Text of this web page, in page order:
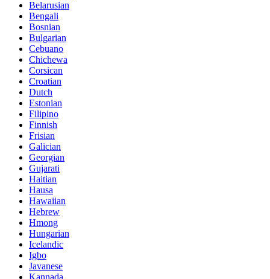
Belarusian
Bengali
Bosnian
Bulgarian
Cebuano
Chichewa
Corsican
Croatian
Dutch
Estonian
Filipino
Finnish
Frisian
Galician
Georgian
Gujarati
Haitian
Hausa
Hawaiian
Hebrew
Hmong
Hungarian
Icelandic
Igbo
Javanese